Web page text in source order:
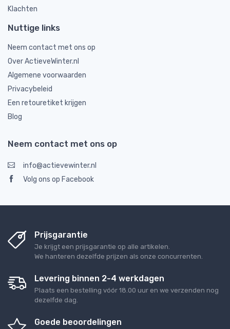
Klachten
Nuttige links
Neem contact met ons op
Over ActieveWinter.nl
Algemene voorwaarden
Privacybeleid
Een retouretiket krijgen
Blog
Neem contact met ons op
info@actievewinter.nl
Volg ons op Facebook
Prijsgarantie
Je krijgt een prijsgarantie op alle artikelen.
We hanteren dezelfde prijzen als onze concurrenten.
Levering binnen 2-4 werkdagen
Plaats een bestelling vóór 18.00 uur en we verzenden nog
dezelfde dag.
Goede beoordelingen